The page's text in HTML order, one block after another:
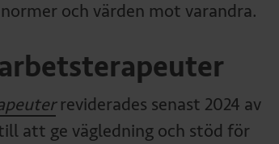
och värden mot varandra.
reviderades senast 2024 av
att ge vägledning och stöd för